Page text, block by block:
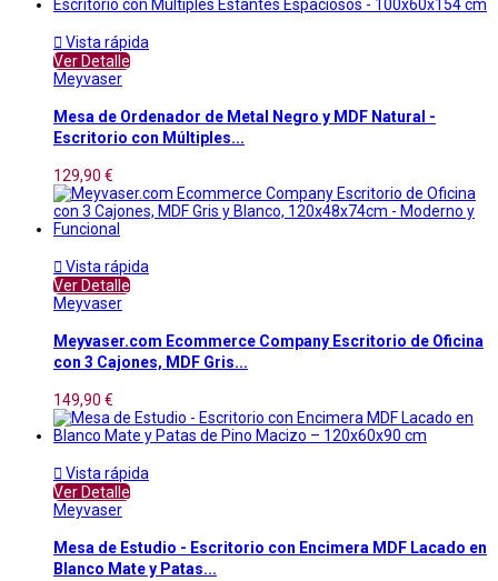
 Vista rápida
Ver Detalle
Meyvaser
Mesa de Ordenador de Metal Negro y MDF Natural -
Escritorio con Múltiples...
129,90 €
 Vista rápida
Ver Detalle
Meyvaser
Meyvaser.com Ecommerce Company Escritorio de Oficina
con 3 Cajones, MDF Gris...
149,90 €
 Vista rápida
Ver Detalle
Meyvaser
Mesa de Estudio - Escritorio con Encimera MDF Lacado en
Blanco Mate y Patas...